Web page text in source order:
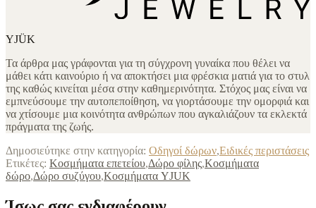
YJÜK
Τα άρθρα μας γράφονται για τη σύγχρονη γυναίκα που θέλει να
μάθει κάτι καινούριο ή να αποκτήσει μια φρέσκια ματιά για το στυλ
της καθώς κινείται μέσα στην καθημερινότητα. Στόχος μας είναι να
εμπνεύσουμε την αυτοπεποίθηση, να γιορτάσουμε την ομορφιά και
να χτίσουμε μια κοινότητα ανθρώπων που αγκαλιάζουν τα εκλεκτά
πράγματα της ζωής.
Δημοσιεύτηκε στην κατηγορία: Οδηγοί δώρων,Ειδικές περιστάσεις
Ετικέτες: Κοσμήματα επετείου,Δώρο φίλης,Κοσμήματα
δώρο,Δώρο συζύγου,Κοσμήματα YJUK